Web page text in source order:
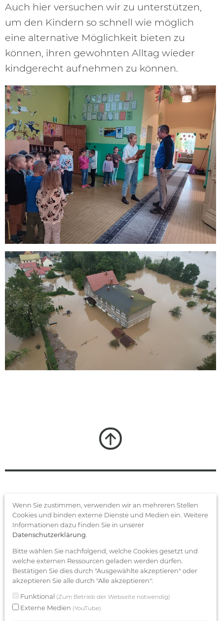
Auch hier versuchen wir zu unterstützen,
um den Kindern so schnell wie möglich
eine alternative Möglichkeit bieten zu
können, ihren gewohnten Alltag wieder
kindgerecht aufnehmen zu können.
gemeinnützige Unternehmens­
trägerstiftung
Datenschutz­erklärung
Datenschutzeinstellungen
Wenn Sie zustimmen, verwenden wir an mehreren Stellen
Cookies und binden externe Dienste und Medien ein. Weitere
Informationen dazu finden Sie in unserer
Datenschutzerklärung
Bitte wählen Sie nachfolgend, welche Cookies gesetzt und
welche externen Ressourcen geladen werden dürfen.
Bestätigen Sie dies durch "Ausgewählte akzeptieren" oder
akzeptieren Sie alle durch "Alle akzeptieren":
Funktional (Zum Betrieb der Webseite notwendig)
Externe Medien (YouTube)